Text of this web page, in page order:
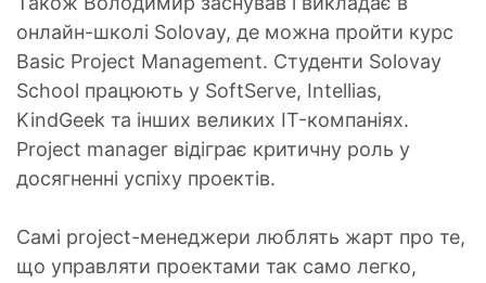
онлайн-школі Solovay, де можна пройти курс
Basic Project Management. Студенти Solovay
School працюють у SoftServe, Intellias,
KindGeek та інших великих IT-компаніях.
Project manager відіграє критичну роль у
досягненні успіху проектів.
Самі рroject-менеджери люблять жарт про те,
що управляти проектами так само легко,